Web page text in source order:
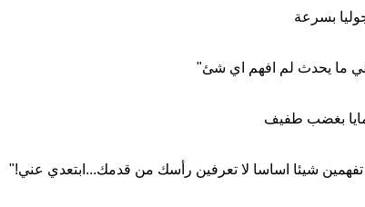
بسرعة
ما يحدث لم افهم اي شئ"
بغضب طفيف
تفهمين شيئا اساسا لا تعرفين رأسك من قدمك...ابتعدي عني!"